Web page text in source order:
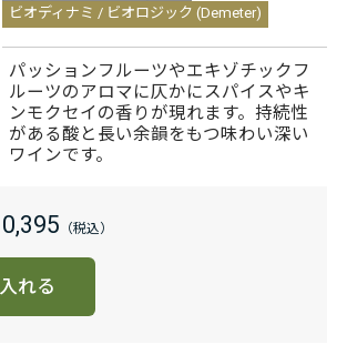
ビオディナミ / ビオロジック (Demeter)
パッションフルーツやエキゾチックフ
ルーツのアロマに仄かにスパイスやキ
ンモクセイの香りが現れます。持続性
がある酸と長い余韻をもつ味わい深い
ワインです。
れる